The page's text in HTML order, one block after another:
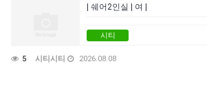
| 쉐어2인실 | 여 |
시티
5 시티시티 2026.08.08